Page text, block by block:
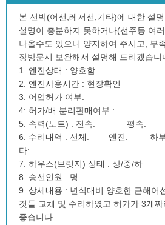
본 선박(어선,레저선,기타)에 대한 설
설명이 충분하지 못하거나(선주등 여
나올수도 있으니 양지하여 주시고, 부
장방문시 보완해서 설명해 드리겠습니
1. 엔진상태 : 양호함
2. 엔진사용시간 : 현장확인
3. 어업허가 여부:
4: 허가/배 분리판매여부 :
5. 속력(노트) : 전속: 평속:
6. 수리내역 : 선체: 엔진:
타:
7. 하우스(브릿지) 상태 : 상/중/하
8. 승선인원 : 명
9. 상세내용 : 년식대비 양호한 근해어
것들 교체 및 수리하였고 허가가 3개
좋습니다.